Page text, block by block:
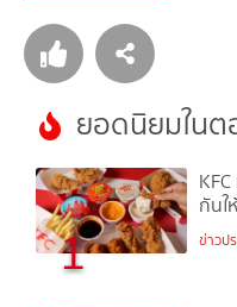
ยอดนิยมใน
1
กันใ
ข่าวป